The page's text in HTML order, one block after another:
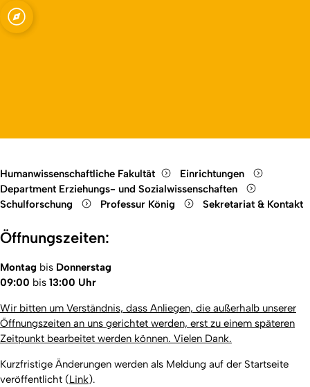
-
mit dem
Open quicklink menu
Humanwissenschaftliche Fakultät
Einrichtungen
Department Erziehungs- und Sozialwissenschaften
Schulforschung
Professur König Sekretariat & Kontakt
Öffnungszeiten:
Montag bis Donnerstag
09:00 bis 13:00 Uhr
Wir bitten um Verständnis, dass Anliegen, die außerhalb unserer
Öffnungszeiten an uns gerichtet werden, erst zu einem späteren
Zeitpunkt bearbeitet werden können. Vielen Dank.
Kurzfristige Änderungen werden als Meldung auf der Startseite
veröffentlicht (Link).